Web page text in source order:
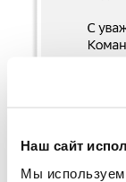
Наш сайт
Мы